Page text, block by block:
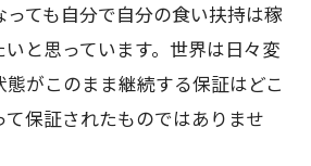
ても自分で自分の食い扶持は稼
と思っています。世界は日々変
がこのまま継続する保証はどこ
保証されたものではありませ